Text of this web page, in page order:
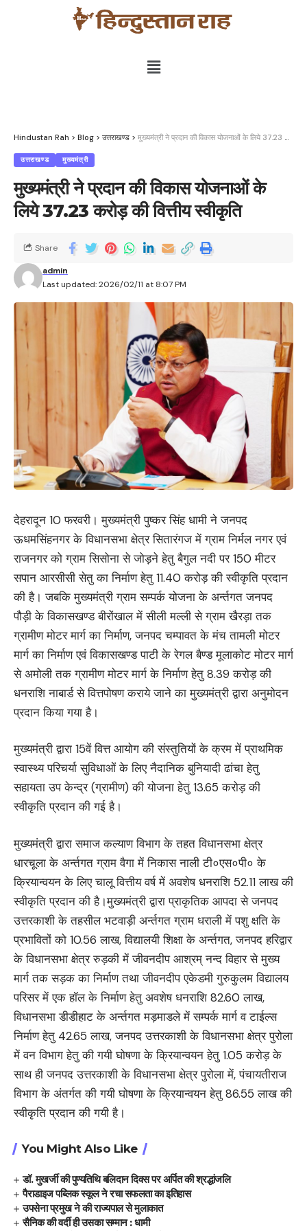
Hindustan Rah > Blog > उत्तराखण्ड > मुख्यमंत्री ने प्रदान की विकास योजनाओं के लिये 37.23 करोड़ की वित्तीय स्वीकृति
उत्तराखण्ड मुख्यमंत्री
मुख्यमंत्री ने प्रदान की विकास योजनाओं के
लिये 37.23 करोड़ की वित्तीय स्वीकृति
Last updated: 2026/02/11 at 8:07 PM
admin
Share
देहरादून 10 फरवरी। मुख्यमंत्री पुष्कर सिंह धामी ने जनपद
ऊधमसिंहनगर के विधानसभा क्षेत्र सितारंगज में ग्राम निर्मल नगर एवं
राजनगर को ग्राम सिसोना से जोड़ने हेतु बैगुल नदी पर 150 मीटर
सपान आरसीसी सेतु का निर्माण हेतु 11.40 करोड़ की स्वीकृति प्रदान
की है। जबकि मुख्यमंत्री ग्राम सम्पर्क योजना के अर्न्तगत जनपद
पौड़ी के विकासखण्ड बीरोंखाल में सीली मल्ली से ग्राम खैरड़ा तक
ग्रामीण मोटर मार्ग का निर्माण, जनपद चम्पावत के मंच तामली मोटर
मार्ग का निर्माण एवं विकासखण्ड पाटी के रेगल बैण्ड मूलाकोट मोटर मार्ग
से अमोली तक ग्रामीण मोटर मार्ग के निर्माण हेतु 8.39 करोड़ की
धनराशि नाबार्ड से वित्तपोषण कराये जाने का मुख्यमंत्री द्वारा अनुमोदन
प्रदान किया गया है।
मुख्यमंत्री द्वारा 15वें वित्त आयोग की संस्तुतियों के क्रम में प्राथमिक
स्वास्थ्य परिचर्या सुविधाओं के लिए नैदानिक बुनियादी ढांचा हेतु
सहायता उप केन्द्र (ग्रामीण) की योजना हेतु 13.65 करोड़ की
स्वीकृति प्रदान की गई है।
मुख्यमंत्री द्वारा समाज कल्याण विभाग के तहत विधानसभा क्षेत्र
धारचूला के अर्न्तगत ग्राम वैगा में निकास नाली टी०एस०पी० के
क्रियान्वयन के लिए चालू वित्तीय वर्ष में अवशेष धनराशि 52.11 लाख की
स्वीकृति प्रदान की है।मुख्यमंत्री द्वारा प्राकृतिक आपदा से जनपद
उत्तरकाशी के तहसील भटवाड़ी अर्न्तगत ग्राम धराली में पशु क्षति के
प्रभावितों को 10.56 लाख, विद्यालयी शिक्षा के अर्न्तगत, जनपद हरिद्वार
के विधानसभा क्षेत्र रुड़की में जीवनदीप आश्रम् नन्द विहार से मुख्य
मार्ग तक सड़क का निर्माण तथा जीवनदीप एकेडमी गुरुकुलम विद्यालय
परिसर में एक हॉल के निर्माण हेतु अवशेष धनराशि 82.60 लाख,
विधानसभा डीडीहाट के अर्न्तगत मड़माडले में सम्पर्क मार्ग व टाईल्स
निर्माण हेतु 42.65 लाख, जनपद उत्तरकाशी के विधानसभा क्षेत्र पुरोला
में वन विभाग हेतु की गयी घोषणा के क्रियान्वयन हेतु 1.05 करोड़ के
साथ ही जनपद उत्तरकाशी के विधानसभा क्षेत्र पुरोला में, पंचायतीराज
विभाग के अंतर्गत की गयी घोषणा के क्रियान्वयन हेतु 86.55 लाख की
स्वीकृति प्रदान की गयी है।
You Might Also Like
डॉ. मुखर्जी की पुण्यतिथि बलिदान दिवस पर अर्पित की श्रद्धांजलि
पैराडाइज पब्लिक स्कूल ने रचा सफलता का इतिहास
उपसेना प्रमुख ने की राज्यपाल से मुलाकात
सैनिक की वर्दी ही उसका सम्मान : धामी